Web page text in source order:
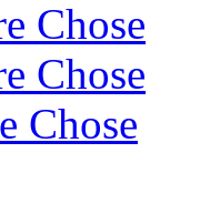
Chose
Chose
Chose